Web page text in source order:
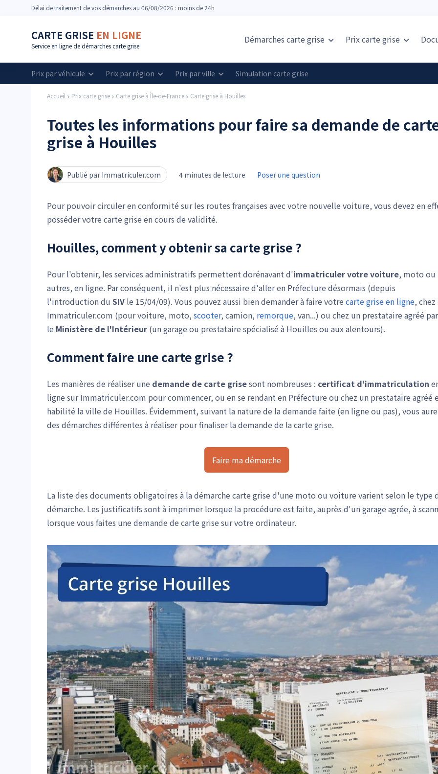
Délai de traitement de vos démarches au 06/08/2026 : moins de 24h
CARTE GRISE EN LIGNE
Service en ligne de démarches carte grise
Démarches carte grise Prixcarte grise
Prix par véhicule Prix par région Prix par ville Simulation carte grise
Accueil Prix carte grise Carte grise à Île-de-France Carte grise à Houilles
Toutes les informations pour faire sa demande de
grise à Houilles
Publié par Immatriculer.com 4 minutes de lecture Poser une question
Pour pouvoir circuler en conformité sur les routes françaises avec votre nouvelle voiture, vous devez en
posséder votre carte grise en cours de validité.
Houilles, comment y obtenir sa carte grise ?
Pour l'obtenir, les services administratifs permettent dorénavant d'immatriculer votre voiture, moto ou
autres, en ligne. Par conséquent, il n'est plus nécessaire d'aller en Préfecture désormais (depuis
l'introduction du SIV le 15/04/09). Vous pouvez aussi bien demander à faire votre carte grise en ligne, chez
Immatriculer.com (pour voiture, moto, scooter, camion, remorque, van...) ou chez un prestataire agréé par
le Ministère de l'Intérieur (un garage ou prestataire spécialisé à Houilles ou aux alentours).
Comment faire une carte grise ?
Les manières de réaliser une demande de carte grisesont nombreuses : certificat d'immatriculation
ligne sur Immatriculer.com pour commencer, ou en se rendant en Préfecture ou chez un prestataire agréé
habilité la ville de Houilles. Évidemment, suivant la nature de la demande faite (en ligne ou pas), vous
des démarches différentes à réaliser pour finaliser la demande de la carte grise.
Faire ma démarche
La liste des documents obligatoires à la démarche carte grise d'une moto ou voiture varient selon le type
démarche. Les justificatifs sont à imprimer lorsque la procédure est faite, auprès d'un garage agrée, à
lorsque vous faites une demande de carte grise sur votre ordinateur.